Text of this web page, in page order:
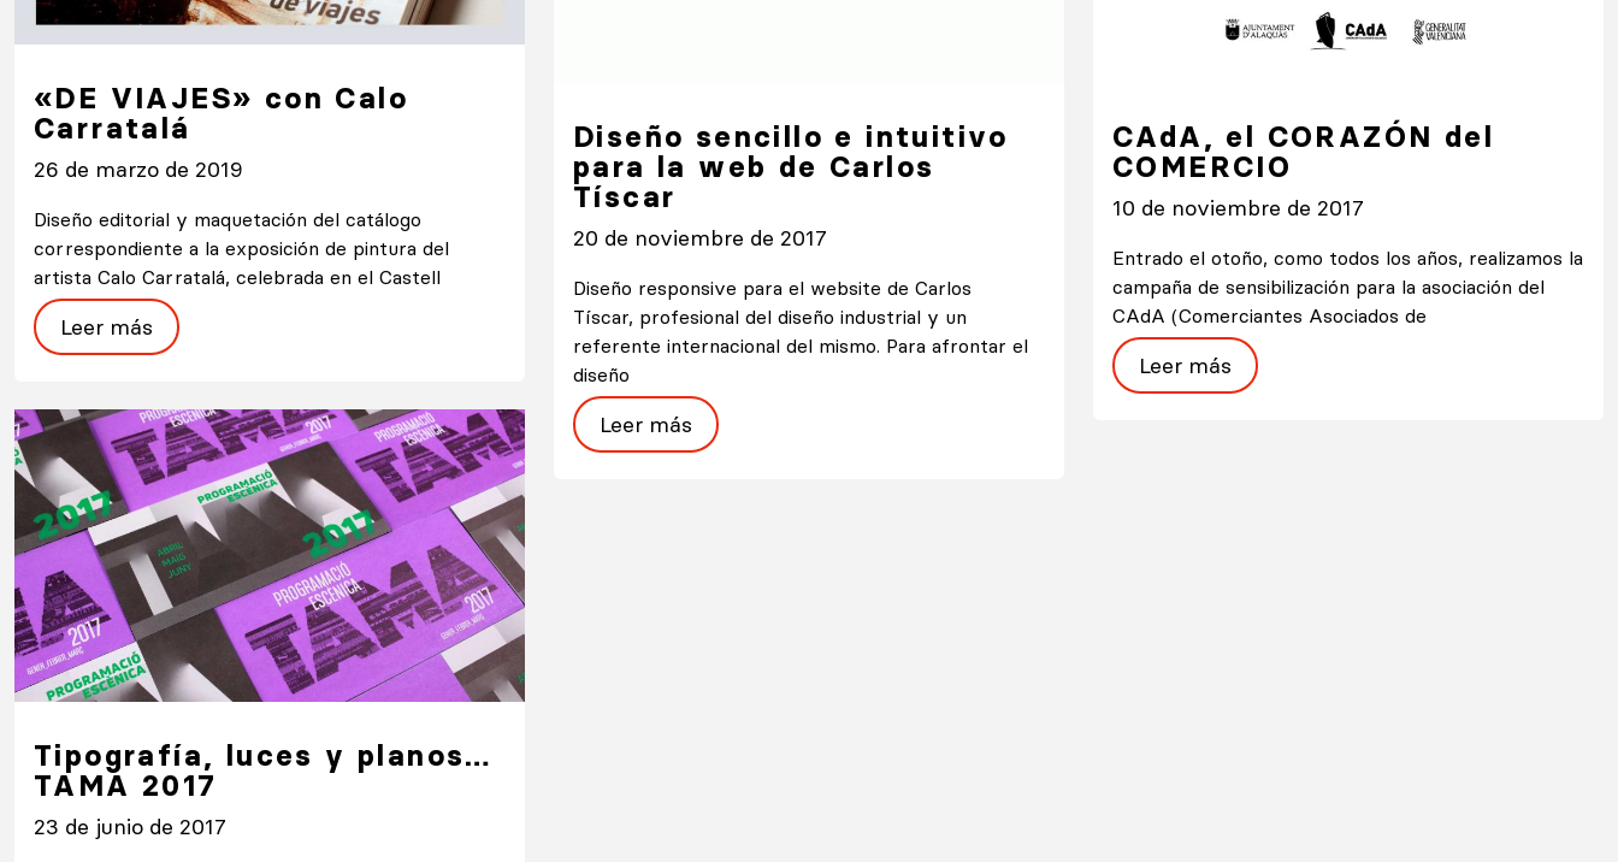
«DE VIAJES» con Calo
Carratalá
26 de marzo de 2019
Diseño editorial y maquetación del catálogo
correspondiente a la exposición de pintura del
artista Calo Carratalá, celebrada en el Castell
Leer más
Diseño sencillo e intuitivo
para la web de Carlos
Tíscar
20 de noviembre de 2017
Diseño responsive para el website de Carlos
Tíscar, profesional del diseño industrial y un
referente internacional del mismo. Para afrontar el
diseño
Leer más
CAdA, el CORAZÓN del
COMERCIO
10 de noviembre de 2017
Entrado el otoño, como todos los años, realizamos la
campaña de sensibilización para la asociación del
CAdA (Comerciantes Asociados de
Leer más
Tipografía, luces y planos…
TAMA 2017
23 de junio de 2017